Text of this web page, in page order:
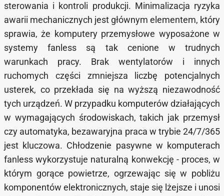
sterowania i kontroli produkcji. Minimalizacja ryzyka
awarii mechanicznych jest głównym elementem, który
sprawia, że komputery przemysłowe wyposażone w
systemy fanless są tak cenione w trudnych
warunkach pracy. Brak wentylatorów i innych
ruchomych części zmniejsza liczbę potencjalnych
usterek, co przekłada się na wyższą niezawodność
tych urządzeń. W przypadku komputerów działających
w wymagających środowiskach, takich jak przemysł
czy automatyka, bezawaryjna praca w trybie 24/7/365
jest kluczowa. Chłodzenie pasywne w komputerach
fanless wykorzystuje naturalną konwekcję - proces, w
którym gorące powietrze, ogrzewając się w pobliżu
komponentów elektronicznych, staje się lżejsze i unosi